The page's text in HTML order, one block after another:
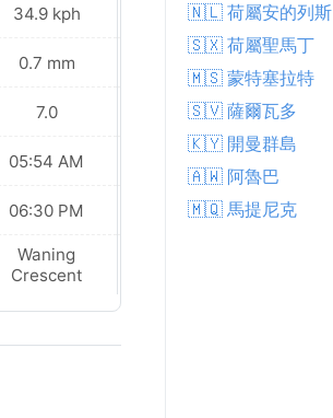
34.9 kph
0.7 mm
7.0
05:54 AM
06:30 PM
Waning
Crescent
34.9 kph
7.0
06:29 PM
🇳🇱 荷屬安的列斯
🇸🇽 荷屬聖馬丁
🇲🇸 蒙特塞拉特
🇸🇻 薩爾瓦多
🇰🇾 開曼群島
🇦🇼 阿魯巴
🇲🇶 馬提尼克